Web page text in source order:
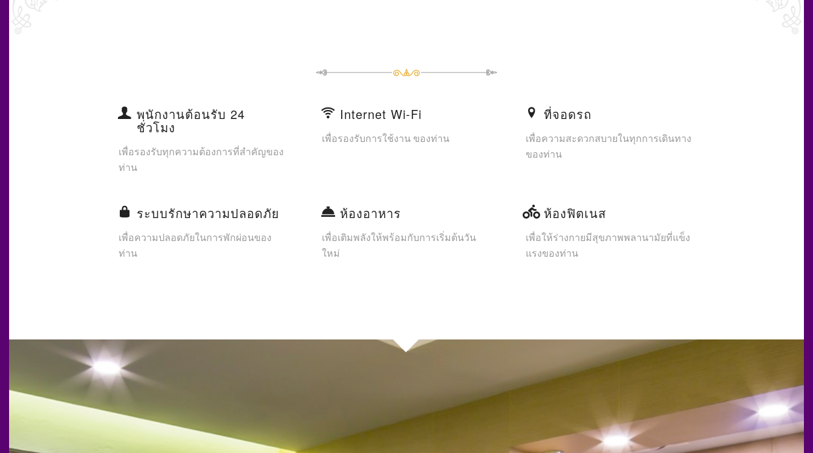
พนักงานต้อนรับ 24
ชั่วโมง
เพื่อรองรับทุกความต้องการที่สำคัญของ
ท่าน
Internet Wi-Fi
เพื่อรองรับการใช้งาน ของท่าน
ที่จอดรถ
เพื่อความสะดวกสบายในทุกการเดินทาง
ของท่าน
ระบบรักษาความปลอดภัย
เพื่อความปลอดภัยในการพักผ่อนของ
ท่าน
ห้องอาหาร
เพื่อเติมพลังให้พร้อมกับการเริ่มต้นวัน
ใหม่
ห้องฟิตเนส
เพื่อให้ร่างกายมีสุขภาพพลานามัยที่แข็ง
แรงของท่าน